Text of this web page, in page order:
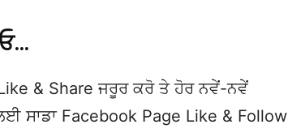
& Share ਜਰੂਰ ਕਰੋ ਤੇ ਹੋਰ ਨਵੇਂ-ਨਵੇਂ
ਸਾਡਾ Facebook Page Like & Follow